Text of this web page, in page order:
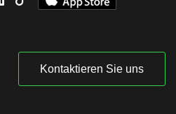
Kontaktieren Sie uns